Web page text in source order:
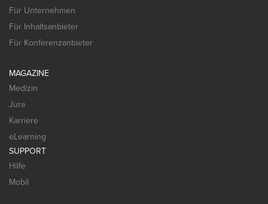
Für Unternehmen
Für Inhaltsanbieter
Für Konferenzanbieter
MAGAZINE
Medizin
Jura
Karriere
eLearning
SUPPORT
Hilfe
Mobil